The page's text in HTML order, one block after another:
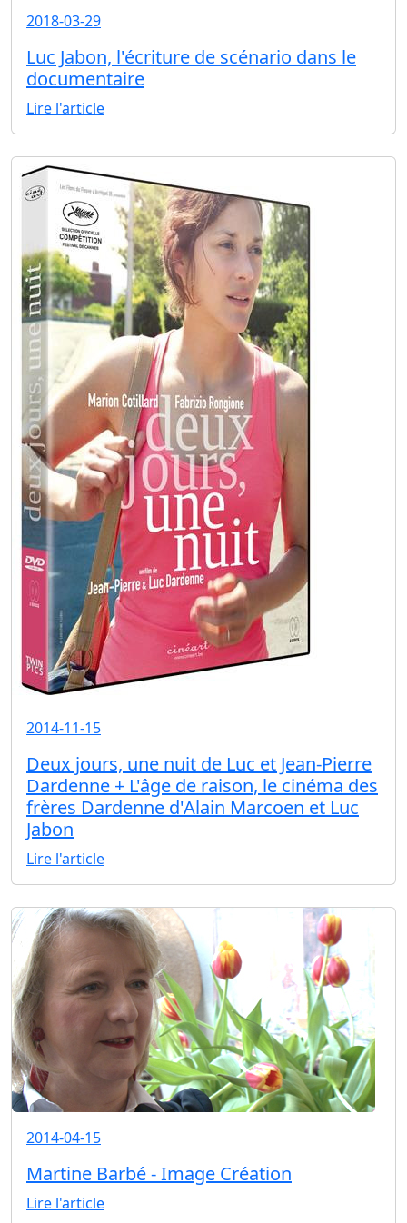
2018-03-29
Luc Jabon, l'écriture de scénario dans le
documentaire
Lire l'article
2014-11-15
Deux jours, une nuit de Luc et Jean-Pierre
Dardenne + L'âge de raison, le cinéma des
frères Dardenne d'Alain Marcoen et Luc
Jabon
Lire l'article
2014-04-15
Martine Barbé - Image Création
Lire l'article